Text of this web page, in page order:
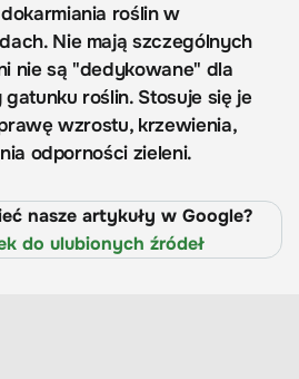
roślin w
Nie mają szczególnych
nie są "dedykowane" dla
roślin. Stosuje się je
wzrostu, krzewienia,
odporności zieleni.
nasze artykuły w Google?
do ulubionych źródeł